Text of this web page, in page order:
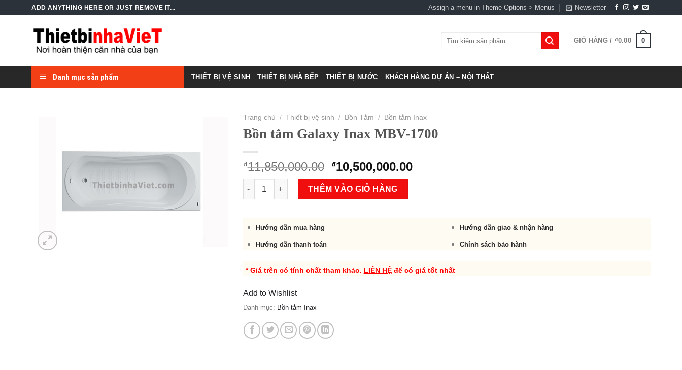
ADD ANYTHING HERE OR JUST REMOVE IT... Assign a menu in Theme Options > Menus Newsletter
GIỎ HÀNG / ₫0.00 0
Danh mục sản phẩm THIẾT BỊ VỆ SINH THIẾT BỊ NHÀ BẾP THIẾT BỊ NƯỚC KHÁCH HÀNG DỰ ÁN – NỘI THẤT
Wishlist
Trang chủ / Thiết bị vệ sinh / Bồn Tắm / Bồn tắm Inax
Bồn tắm Galaxy Inax MBV-1700
₫11,850,000.00 Original
price
was:
₫11,850,000.00.
₫10,500,000.00Current
Bồn tắm Galaxy Inax MBV-1700 số lượng
THÊM VÀO GIỎ HÀNG
Hướng dẫn mua hàng
Hướng dẫn thanh toán
Hướng dẫn giao & nhận hàng
Chính sách bảo hành
* Giá trên có tính chất tham khảo. LIÊN HỆđể có giá tốt nhất
Add to Wishlist
Danh mục: Bồn tắm Inax